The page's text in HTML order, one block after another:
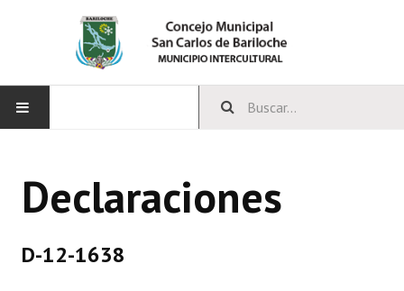
CONCEJO
Declaraciones
D-12-1638